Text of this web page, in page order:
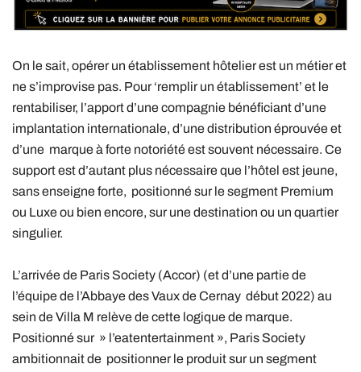
On le sait, opérer un établissement hôtelier est un métier et
ne s’improvise pas. Pour ‘remplir un établissement’ et le
rentabiliser, l’apport d’une compagnie bénéficiant d’une
implantation internationale, d’une distribution éprouvée et
d’une marque à forte notoriété est souvent nécessaire. Ce
support est d’autant plus nécessaire que l’hôtel est jeune,
sans enseigne forte, positionné sur le segment Premium
ou Luxe ou bien encore, sur une destination ou un quartier
singulier.
L’arrivée de Paris Society (Accor) (et d’une partie de
l’équipe de l’Abbaye des Vaux de Cernay début 2022) au
sein de Villa M relève de cette logique de marque.
Positionné sur » l’eatentertainment », Paris Society
ambitionnait de positionner le produit sur un segment